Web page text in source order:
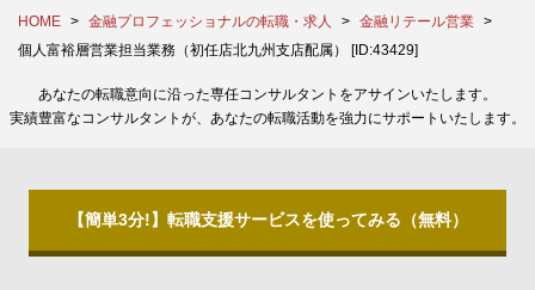
HOME 金融プロフェッショナルの転職・求人
金融リテール営業
個人富裕層営業担当業務（初任店北九州支店配属） [ID:43429]
あなたの転職意向に沿った専任コンサルタントをアサインいたします。
実績豊富なコンサルタントが、あなたの転職活動を強力にサポートいたします。
【簡単3分!】転職支援サービスを使ってみる（無料）